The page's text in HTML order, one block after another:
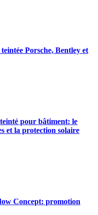
Porsche, Bentley et
pour bâtiment: le
et la protection solaire
Concept: promotion